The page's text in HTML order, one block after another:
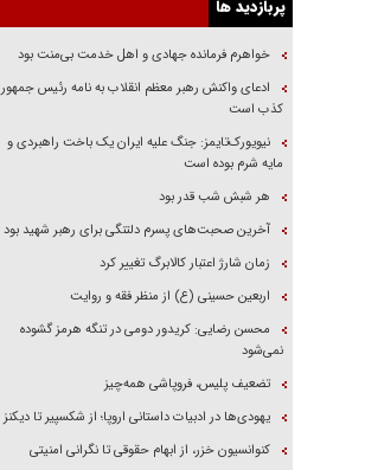
پربازدید ها
خواهرم فرمانده جهادی و اهل خدمت بی‌منت بود
ادعای واکنش رهبر معظم انقلاب به نامه رئیس جمهور
کذب است
نیویورک‌تایمز: جنگ علیه ایران یک باخت راهبردی و
مایه شرم بوده است
هر شبش شب قدر بود
آخرین صحبت‌های پسرم دلتنگی برای رهبر شهید بود
زمان شارژ اعتبار کالابرگ تغییر کرد
اربعین حسینی (ع) از منظر فقه و روایت
محسن رضایی: کریدور دومی در تنگه هرمز گشوده
نمی‌شود
تضعیف پلیس، فروپاشی همه‌چیز
یهودی‌ها در ادبیات داستانی اروپا؛ از شکسپیر تا دیکنز
کنوانسیون خزر، از ابهام حقوقی تا نگرانی امنیتی